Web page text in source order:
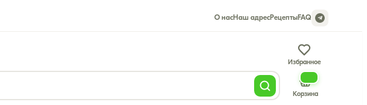
О насНаш адресРецептыFAQ
Избранное
Корзина